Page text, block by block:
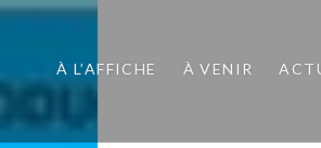
À L’AFFICHE À VENIR